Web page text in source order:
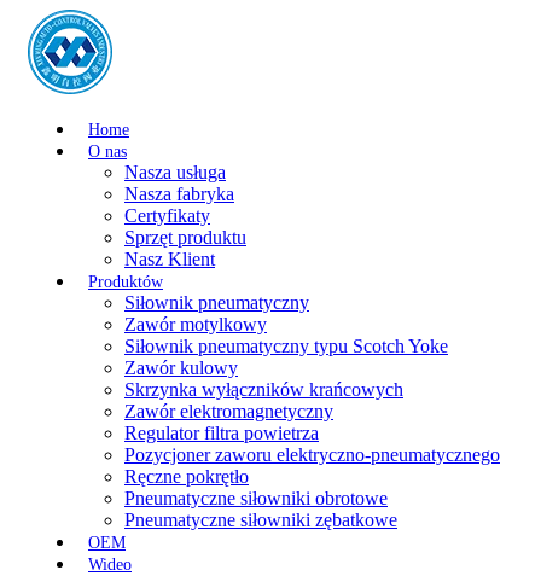
Home
O nas
Nasza usługa
Nasza fabryka
Certyfikaty
Sprzęt produktu
Nasz Klient
Produktów
Siłownik pneumatyczny
Zawór motylkowy
Siłownik pneumatyczny typu Scotch Yoke
Zawór kulowy
Skrzynka wyłączników krańcowych
Zawór elektromagnetyczny
Regulator filtra powietrza
Pozycjoner zaworu elektryczno-pneumatycznego
Ręczne pokrętło
Pneumatyczne siłowniki obrotowe
Pneumatyczne siłowniki zębatkowe
OEM
Wideo